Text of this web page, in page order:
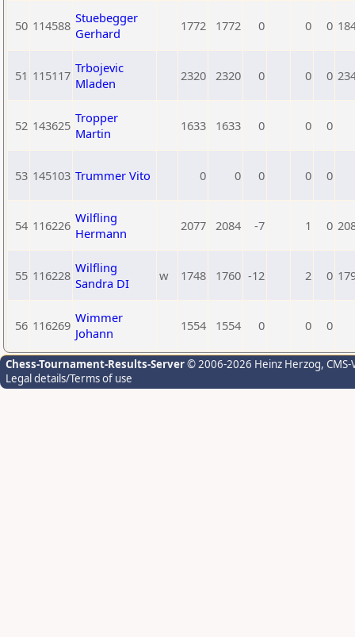
50 114588 Stuebegger
Gerhard
1772 1772 0 0 0
51 115117 Trbojevic
Mladen
2320 2320 0 0 0
52 143625 Tropper
Martin
1633 1633 0 0 0
53 145103 Trummer Vito 0 0 0 0 0
54 116226 Wilfling
Hermann
2077 2084 -7 1 0
55 116228 Wilfling
Sandra DI
w 1748 1760 -12 2 0
56 116269 Wimmer
Johann
1554 1554 0 0 0
Chess-Tournament-Results-Server© 2006-2026 Heinz Herzog,
Legal details/Terms of use